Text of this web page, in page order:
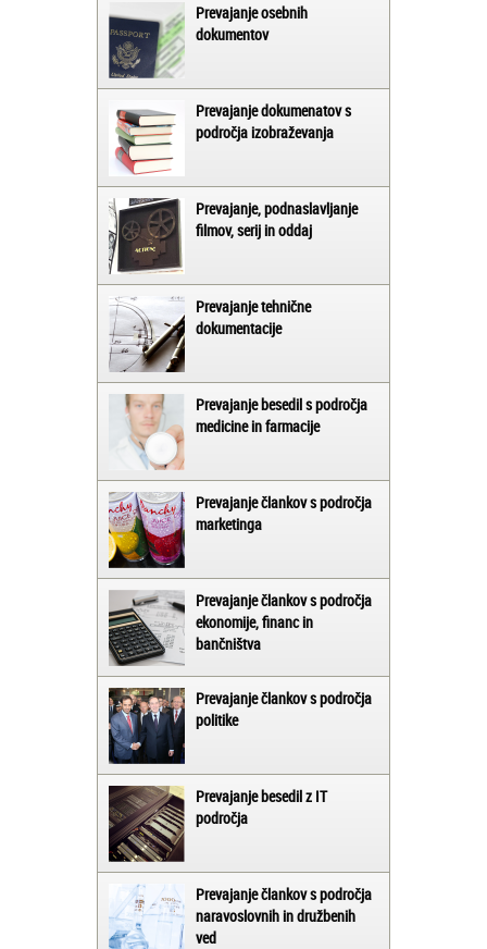
Prevajanje osebnih
dokumentov
Prevajanje dokumenatov s
področja izobraževanja
Prevajanje, podnaslavljanje
filmov, serij in oddaj
Prevajanje tehnične
dokumentacije
Prevajanje besedil s področja
medicine in farmacije
Prevajanje člankov s področja
marketinga
Prevajanje člankov s področja
ekonomije, financ in
bančništva
Prevajanje člankov s področja
politike
Prevajanje besedil z IT
področja
Prevajanje člankov s področja
naravoslovnih in družbenih
ved